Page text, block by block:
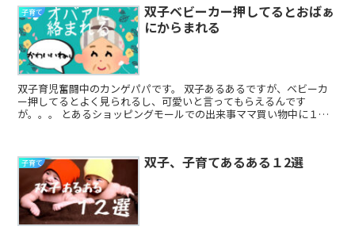
子育て
双子ベビーカー押してるとおばぁ
にからまれる
双子育児奮闘中のカンゲパパです。 双子あるあるですが、ベビーカ
ー押してるとよく見られるし、可愛いと言ってもらえるんです
が。。。 とあるショッピングモールでの出来事ママ買い物中に１人
子育て 双子、子育てあるある１2選